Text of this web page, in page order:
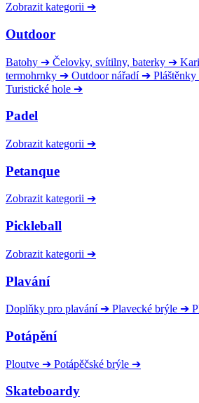
Zobrazit kategorii ➔
Outdoor
Batohy ➔ Čelovky, svítilny, baterky ➔
termohrnky ➔ Outdoor nářadí ➔ Pláštěnky
Turistické hole ➔
Padel
Zobrazit kategorii ➔
Petanque
Zobrazit kategorii ➔
Pickleball
Zobrazit kategorii ➔
Plavání
Doplňky pro plavání ➔ Plavecké brýle ➔
Potápění
Ploutve ➔ Potápěčské brýle ➔
Skateboardy